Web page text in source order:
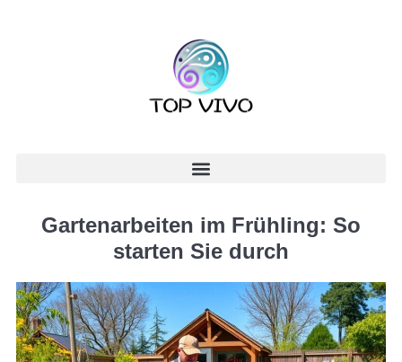
Gartenarbeiten im Frühling: So
starten Sie durch